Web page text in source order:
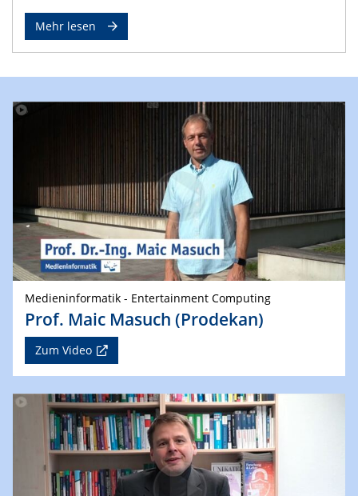
Mehr lesen
Medieninformatik - Entertainment Computing
Prof. Maic Masuch (Prodekan)
Zum Video